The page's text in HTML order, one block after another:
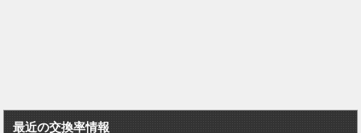
最近の交換率情報